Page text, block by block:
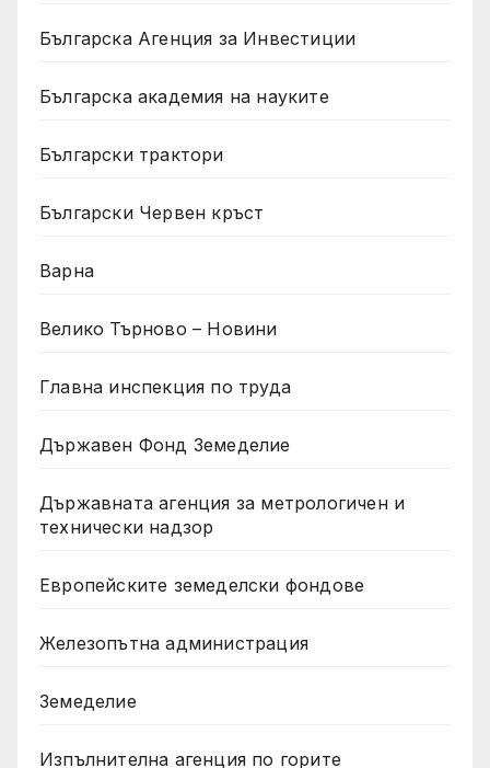
Българска Агенция за Инвестиции
Българска академия на науките
Български трактори
Български Червен кръст
Варна
Велико Търново – Новини
Главна инспекция по труда
Държавен Фонд Земеделие
Държавната агенция за метрологичен и
технически надзор
Европейските земеделски фондове
Железопътна администрация
Земеделие
Изпълнителна агенция по горите